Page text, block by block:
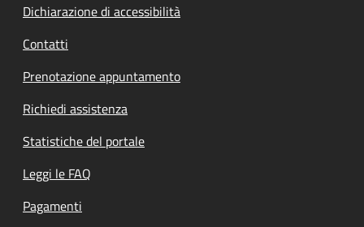
Dichiarazione di accessibilità
Contatti
Prenotazione appuntamento
Richiedi assistenza
Statistiche del portale
Leggi le FAQ
Pagamenti